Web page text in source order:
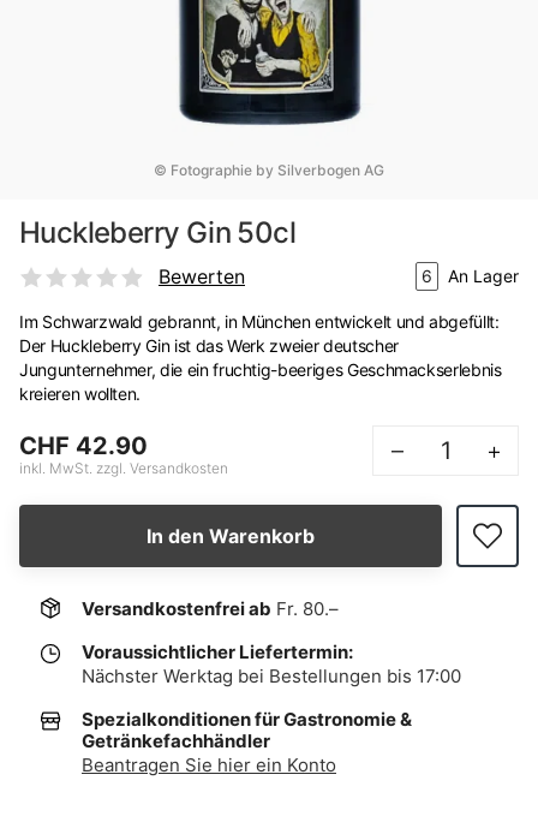
© Fotographie by Silverbogen AG
Huckleberry Gin 50cl
Bewerten 6 An Lager
Im Schwarzwald gebrannt, in München entwickelt und abgefüllt:
Der Huckleberry Gin ist das Werk zweier deutscher
Jungunternehmer, die ein fruchtig-beeriges Geschmackserlebnis
kreieren wollten.
CHF 42.90
inkl. MwSt. zzgl. Versandkosten
– +
In den Warenkorb
Versandkostenfrei ab Fr. 80.–
Voraussichtlicher Liefertermin:
Nächster Werktag bei Bestellungen bis 17:00
Spezialkonditionen für Gastronomie &
Getränkefachhändler
Beantragen Sie hier ein Konto